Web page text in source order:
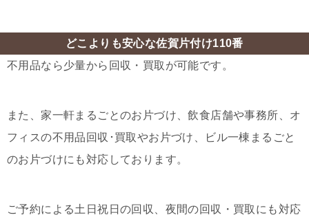
どこよりも安心な佐賀片付け110番
不用品なら少量から回収・買取が可能です。
また、家一軒まるごとのお片づけ、飲食店舗や事務所、オ
フィスの不用品回収･買取やお片づけ、ビル一棟まるごと
のお片づけにも対応しております。
ご予約による土日祝日の回収、夜間の回収・買取にも対応